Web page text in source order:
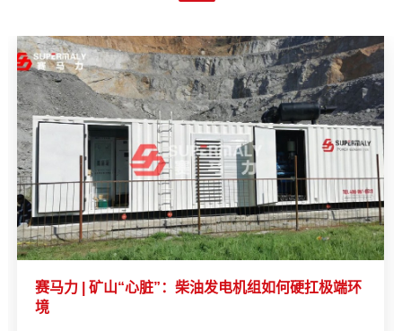
赛马力 | 矿山“心脏”：柴油发电机组如何硬扛极端环
境